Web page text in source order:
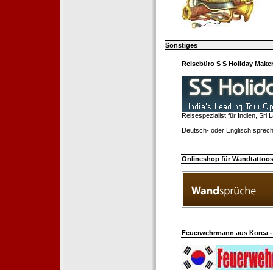
Sonstiges
Reisebüro S S Holiday
Reisespezialist für Indien, Sri
Deutsch- oder Englisch
Onlineshop für Wandtattoos
Feuerwehrmann aus Korea